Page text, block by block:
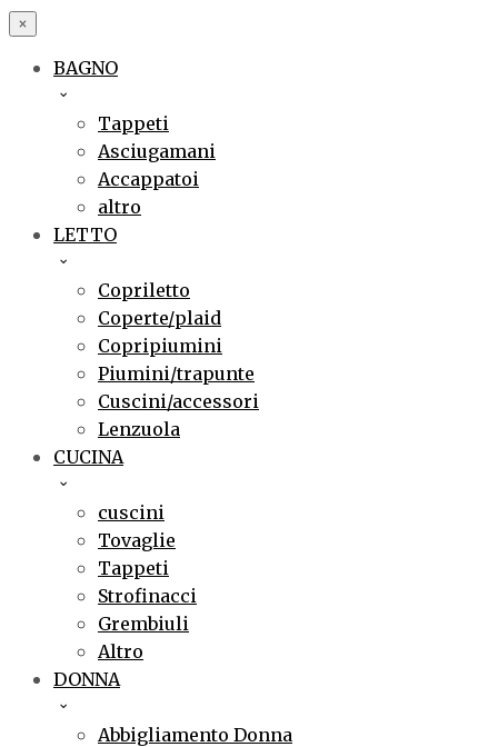
×
BAGNO
Tappeti
Asciugamani
Accappatoi
altro
LETTO
Copriletto
Coperte/plaid
Copripiumini
Piumini/trapunte
Cuscini/accessori
Lenzuola
CUCINA
cuscini
Tovaglie
Tappeti
Strofinacci
Grembiuli
Altro
DONNA
Abbigliamento Donna